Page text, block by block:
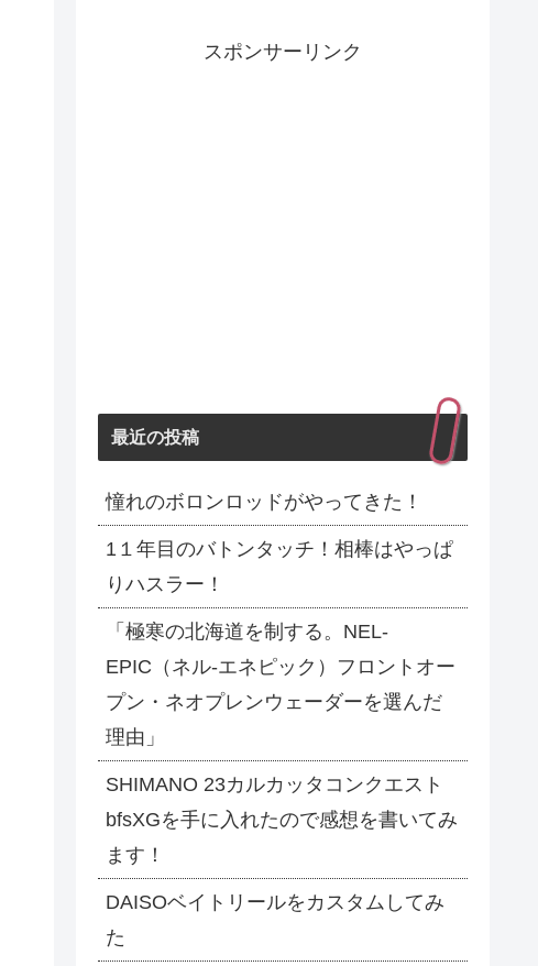
スポンサーリンク
最近の投稿
憧れのボロンロッドがやってきた！
1１年目のバトンタッチ！相棒はやっぱ
りハスラー！
「極寒の北海道を制する。NEL-
EPIC（ネル-エネピック）フロントオー
プン・ネオプレンウェーダーを選んだ
理由」
SHIMANO 23カルカッタコンクエスト
bfsXGを手に入れたので感想を書いてみ
ます！
DAISOベイトリールをカスタムしてみ
た